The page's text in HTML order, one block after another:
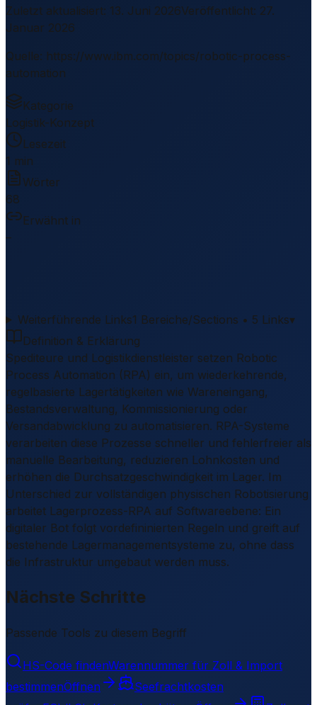
Zuletzt aktualisiert: 13. Juni 2026Veröffentlicht: 27.
Januar 2026
Quelle: https://www.ibm.com/topics/robotic-process-
automation
Kategorie
Logistik-Konzept
Lesezeit
1 min
Wörter
68
Erwähnt in
–
Weiterführende Links1 Bereiche/Sections • 5 Links▾
Definition & Erklärung
Spediteure und Logistikdienstleister setzen Robotic
Process Automation (RPA) ein, um wiederkehrende,
regelbasierte Lagertätigkeiten wie Wareneingang,
Bestandsverwaltung, Kommissionierung oder
Versandabwicklung zu automatisieren. RPA-Systeme
verarbeiten diese Prozesse schneller und fehlerfreier als
manuelle Bearbeitung, reduzieren Lohnkosten und
erhöhen die Durchsatzgeschwindigkeit im Lager. Im
Unterschied zur vollständigen physischen Robotisierung
arbeitet Lagerprozess-RPA auf Softwareebene: Ein
digitaler Bot folgt vordefininierten Regeln und greift auf
bestehende Lagermanagementsysteme zu, ohne dass
die Infrastruktur umgebaut werden muss.
Nächste Schritte
Passende Tools zu diesem Begriff
HS-Code findenWarennummer für Zoll & Import
bestimmenÖffnen
Seefrachtkosten